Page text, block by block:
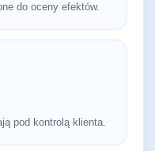
do oceny efektów.
pod kontrolą klienta.